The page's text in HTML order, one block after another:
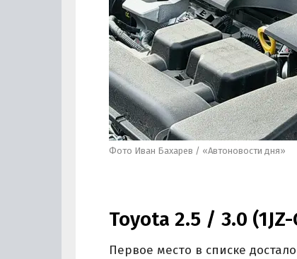
Фото Иван Бахарев / «Автоновости дня»
Toyota 2.5 / 3.0 (1JZ-
Первое место в списке